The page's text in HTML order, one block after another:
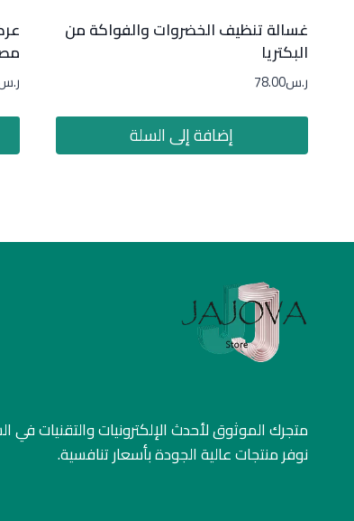
غسالة تنظيف الخضروات والفواكة من
البكتريا
ر.س78.00
إضافة إلى السلة
متجرك الموثوق لأحدث الإلكترونيات والتقنيات
نوفر منتجات عالية الجودة بأسعار تنافسية.